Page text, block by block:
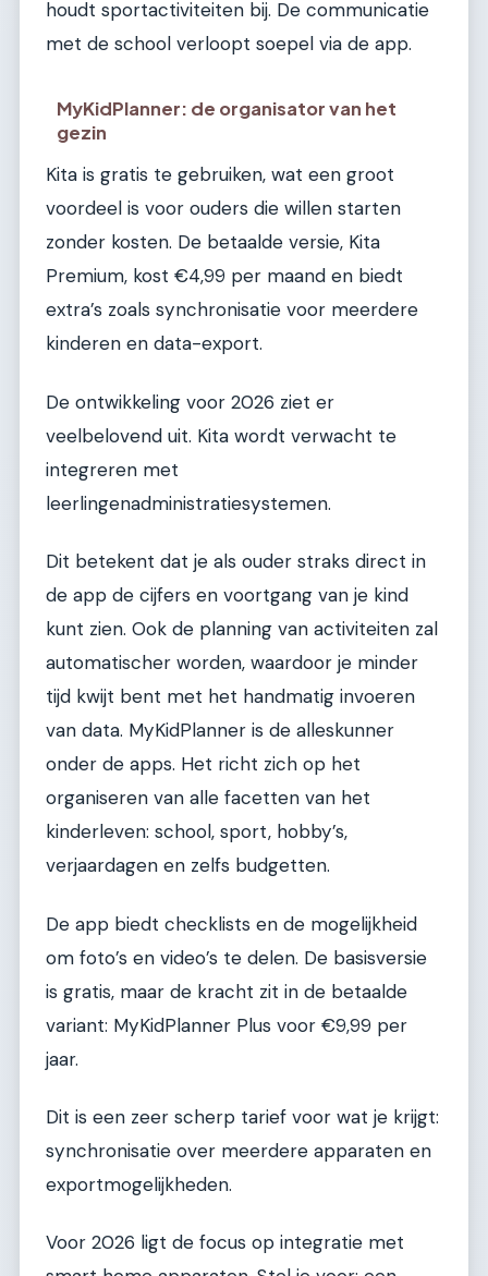
houdt sportactiviteiten bij. De communicatie
met de school verloopt soepel via de app.
MyKidPlanner: de organisator van het
gezin
Kita is gratis te gebruiken, wat een groot
voordeel is voor ouders die willen starten
zonder kosten. De betaalde versie, Kita
Premium, kost €4,99 per maand en biedt
extra’s zoals synchronisatie voor meerdere
kinderen en data-export.
De ontwikkeling voor 2026 ziet er
veelbelovend uit. Kita wordt verwacht te
integreren met
leerlingenadministratiesystemen.
Dit betekent dat je als ouder straks direct in
de app de cijfers en voortgang van je kind
kunt zien. Ook de planning van activiteiten zal
automatischer worden, waardoor je minder
tijd kwijt bent met het handmatig invoeren
van data. MyKidPlanner is de alleskunner
onder de apps. Het richt zich op het
organiseren van alle facetten van het
kinderleven: school, sport, hobby’s,
verjaardagen en zelfs budgetten.
De app biedt checklists en de mogelijkheid
om foto’s en video’s te delen. De basisversie
is gratis, maar de kracht zit in de betaalde
variant: MyKidPlanner Plus voor €9,99 per
jaar.
Dit is een zeer scherp tarief voor wat je krijgt:
synchronisatie over meerdere apparaten en
exportmogelijkheden.
Voor 2026 ligt de focus op integratie met